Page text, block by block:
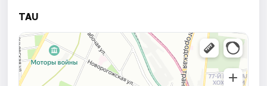
TAU